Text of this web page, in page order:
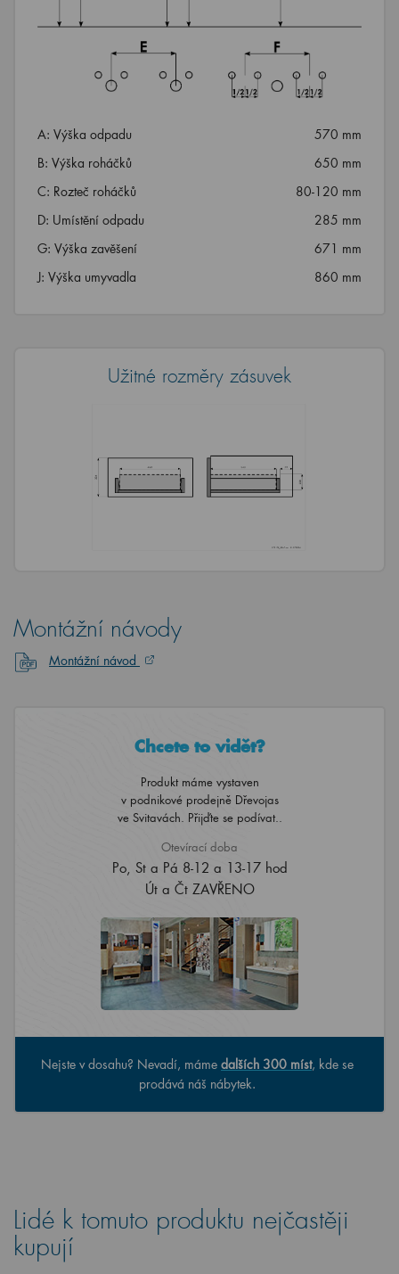
A: Výška odpadu
570 mm
B: Výška roháčků
650 mm
C: Rozteč roháčků
80-120 mm
D: Umístění odpadu
285 mm
G: Výška zavěšení
671 mm
J: Výška umyvadla
860 mm
Užitné rozměry zásuvek
Montážní návody
Montážní návod
Chcete to vidět?
Produkt máme vystaven
v podnikové prodejně Dřevojas
ve Svitavách. Přijďte se podívat..
Otevírací doba
Po, St a Pá 8-12 a 13-17 hod
Út a Čt ZAVŘENO
Nejste v dosahu? Nevadí, máme dalších 300 míst, kde se
prodává náš nábytek.
Lidé k tomuto produktu nejčastěji
kupují